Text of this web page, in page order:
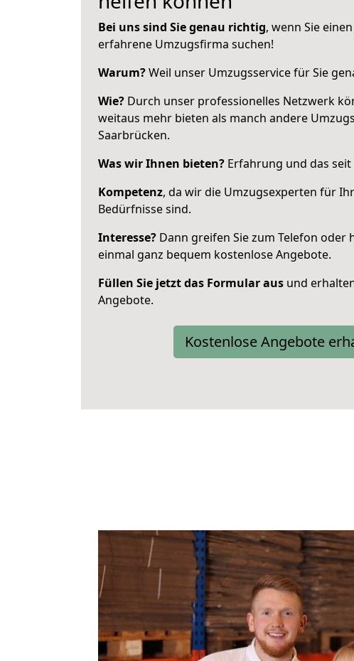
Bei uns sind Sie genau richtig, wenn Sie
erfahrene Umzugsfirma suchen!
Warum?Weil unser Umzugsservice für Sie
Wie? Durch unser professionelles Netzwerk
weitaus mehr bieten als manch andere
Saarbrücken.
Was wir Ihnen bieten? Erfahrung und das seit
Kompetenz, da wir die Umzugsexperten für
Bedürfnisse sind.
Interesse? Dann greifen Sie zum Telefon oder
einmal ganz bequem kostenlose Angebote.
Füllen Sie jetzt das Formular aus und
Angebote.
Kostenlose Angebote